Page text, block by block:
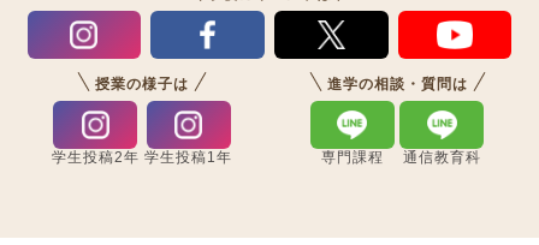
授業の様子は
学生投稿2年 学生投稿1年
進学の相談・質問は
専門課程 通信教育科